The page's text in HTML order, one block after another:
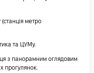
метро
та ЦУМу.
з панорамним оглядовим
прогулянок.